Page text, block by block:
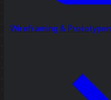
Wireframing & Prototypen